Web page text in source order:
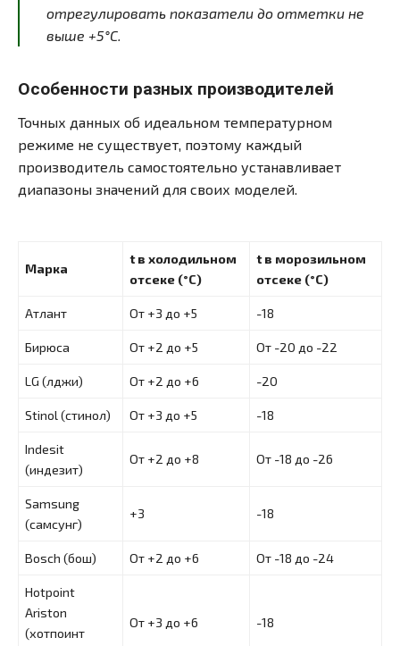
отрегулировать показатели до отметки не
выше +5°С.
Особенности разных производителей
Точных данных об идеальном температурном
режиме не существует, поэтому каждый
производитель самостоятельно устанавливает
диапазоны значений для своих моделей.
Марка
t в холодильном
отсеке (°С)
t в морозильном
отсеке (°С)
Атлант От +3 до +5 -18
Бирюса От +2 до +5 От -20 до -22
LG (лджи) От +2 до +6 -20
Stinol (стинол) От +3 до +5 -18
Indesit
(индезит)
От +2 до +8 От -18 до -26
Samsung
(самсунг)
+3 -18
Bosch (бош) От +2 до +6 От -18 до -24
Hotpoint
Ariston
(хотпоинт
От +3 до +6 -18